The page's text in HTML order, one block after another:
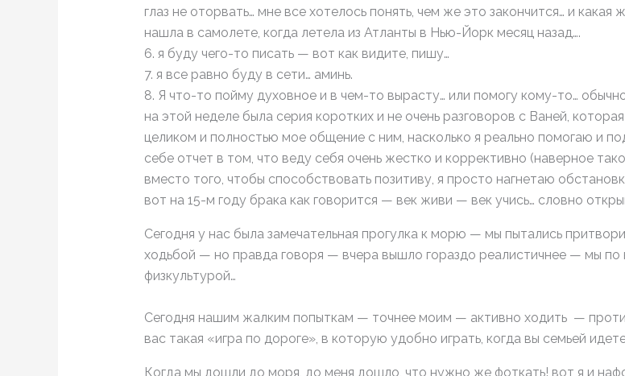
глаз не оторвать… мне все хотелось понять, чем же это закончится… и какая
нашла в самолете, когда летела из Атланты в Нью-Йорк месяц назад….
6. я буду чего-то писать — вот как видите, пишу…
7. я все равно буду в сети… аминь.
8. Я что-то пойму духовное и в чем-то вырасту… или помогу кому-то…
на этой неделе была серия коротких и не очень разговоров с Ваней,
целиком и полностью мое общение с ним, насколько я реально помогаю и
себе отчет в том, что веду себя очень жестко и коррективно (наверное
вместо того, чтобы способствовать позитиву, я просто нагнетаю
вот на 15-м году брака как говорится — век живи — век учись… словно
Сегодня у нас была замечательная прогулка к морю — мы пытались
ходьбой — но правда говоря — вчера вышло гораздо реалистичнее — мы по
физкультурой…
Сегодня нашим жалким попыткам — точнее моим — активно ходить —
вас такая «игра по дороге», в которую удобно играть, когда вы семьей
Когда мы дошли до моря, до меня дошло, что нужно же фоткать! вот я и